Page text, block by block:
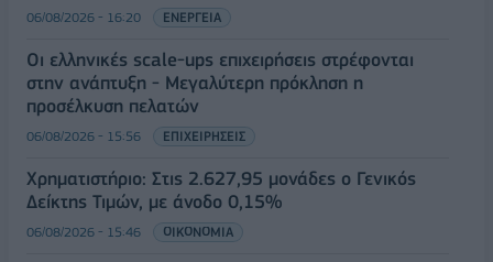
06/08/2026 - 16:20 ΕΝΕΡΓΕΙΑ
Οι ελληνικές scale-ups επιχειρήσεις στρέφονται
στην ανάπτυξη - Μεγαλύτερη πρόκληση η
προσέλκυση πελατών
06/08/2026 - 15:56 ΕΠΙΧΕΙΡΗΣΕΙΣ
Χρηματιστήριο: Στις 2.627,95 μονάδες ο Γενικός
Δείκτης Τιμών, με άνοδο 0,15%
06/08/2026 - 15:46 ΟΙΚΟΝΟΜΙΑ